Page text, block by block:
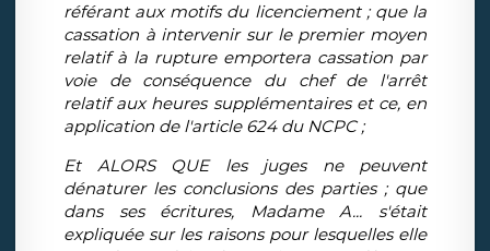
référant aux motifs du licenciement ; que la
cassation à intervenir sur le premier moyen
relatif à la rupture emportera cassation par
voie de conséquence du chef de l'arrêt
relatif aux heures supplémentaires et ce, en
application de l'article 624 du NCPC ;
Et ALORS QUE les juges ne peuvent
dénaturer les conclusions des parties ; que
dans ses écritures, Madame A... s'était
expliquée sur les raisons pour lesquelles elle